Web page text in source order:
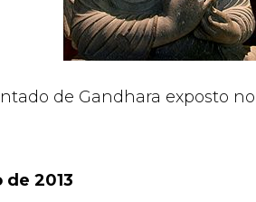
de Gandhara exposto
2013